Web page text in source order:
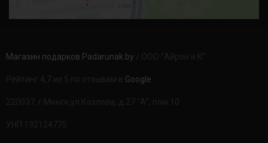
Магазин подарков Padarunak.by
Google